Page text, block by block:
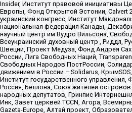
Insider, Институт правовой инициативы
Европы, Фонд Открытой Эстонии, Calvert
украинский конгресс, Институт
национальная федерация Канады,
научный центр им Вудро Вильсона,
Всеукраинский духовный центр , Риддл,
Швеции, Проект Медуза, Фонд Андрея
России, Лига Свободных Наций,
Свободных Народов ПостРоссии,
движением в России – Solidarus,
Институт государственного
Россия, Беллона, Союз жителей
народных депутатов, Гринпис
Инк, Завет церквей TCCN, Агора,
Gazeta-Europe, Алтай проект,